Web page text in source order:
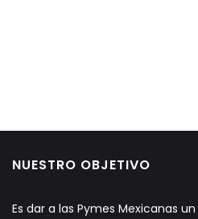
NUESTRO OBJETIVO
Es dar a las Pymes Mexicanas un